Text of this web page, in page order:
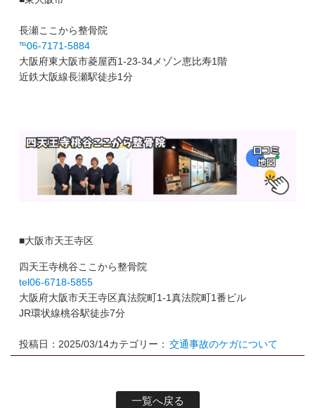
長瀬ここから整骨院
℡06-7171-5884
大阪府東大阪市菱屋西1-23-34メゾン恵比寿1階
近鉄大阪線長瀬駅徒歩1分
■大阪市天王寺区
四天王寺桃谷ここから整骨院
tel06-6718-5855
大阪府大阪市天王寺区真法院町1-1真法院町1番ビル
JR環状線桃谷駅徒歩7分
投稿日：2025/03/14カテゴリー： 交通事故のケガについて
一覧へ戻る